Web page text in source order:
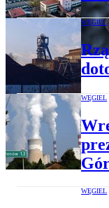
WĘGIEL
WĘGIEL
WĘGIEL